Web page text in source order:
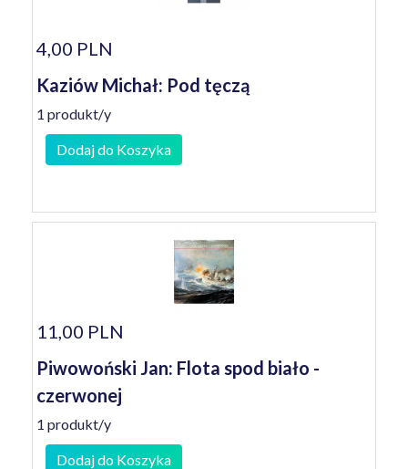
4,00 PLN
Kaziów Michał: Pod tęczą
1 produkt/y
Dodaj do Koszyka
11,00 PLN
Piwowoński Jan: Flota spod biało -
czerwonej
1 produkt/y
Dodaj do Koszyka